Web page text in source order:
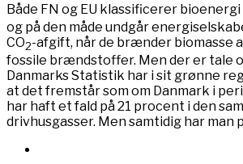
Både FN og EU klassificerer bioenergi
og på den måde undgår
CO2-afgift, når de brænder biomasse
fossile brændstoffer. Men der er tale
Danmarks Statistik har i sit grønne
at det fremstår som om Danmark i
har haft et fald på 21 procent i den
drivhusgasser. Men samtidig har man